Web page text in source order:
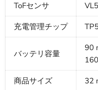
ToFセンサ
充電管理チップ
バッテリ容量
90
商品サイズ 32